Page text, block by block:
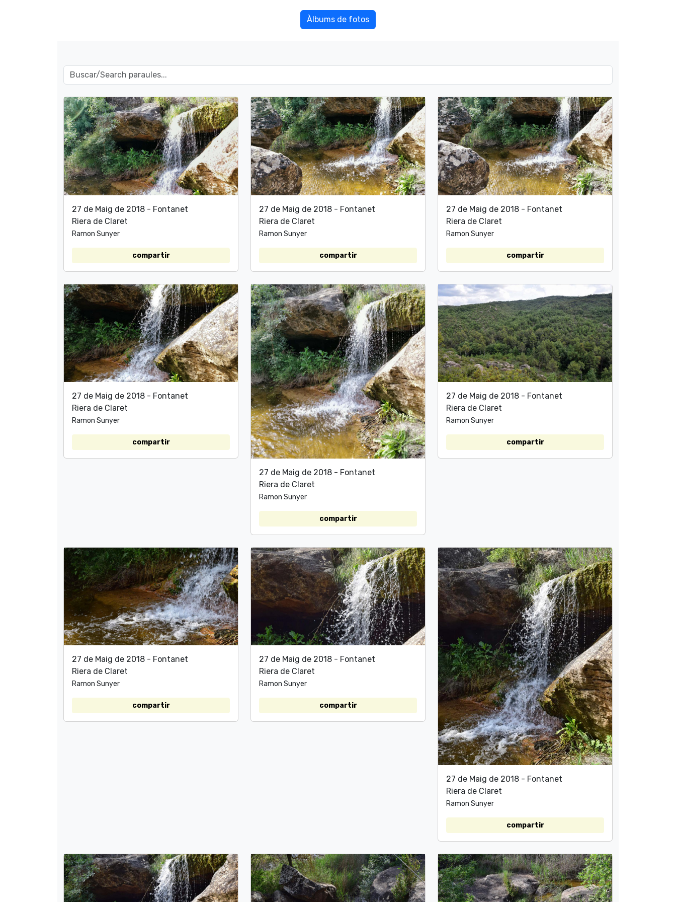
Àlbums de fotos
27 de Maig de 2018 - Fontanet
Riera de Claret
Ramon Sunyer
compartir
27 de Maig de 2018 - Fontanet
Riera de Claret
Ramon Sunyer
compartir
27 de Maig de 2018 - Fontanet
Riera de Claret
Ramon Sunyer
compartir
27 de Maig de 2018 - Fontanet
Riera de Claret
Ramon Sunyer
compartir
27 de Maig de 2018 - Fontanet
Riera de Claret
Ramon Sunyer
compartir
27 de Maig de 2018 - Fontanet
Riera de Claret
Ramon Sunyer
compartir
27 de Maig de 2018 - Fontanet
Riera de Claret
Ramon Sunyer
compartir
27 de Maig de 2018 - Fontanet
Riera de Claret
Ramon Sunyer
compartir
27 de Maig de 2018 - Fontanet
Riera de Claret
Ramon Sunyer
compartir